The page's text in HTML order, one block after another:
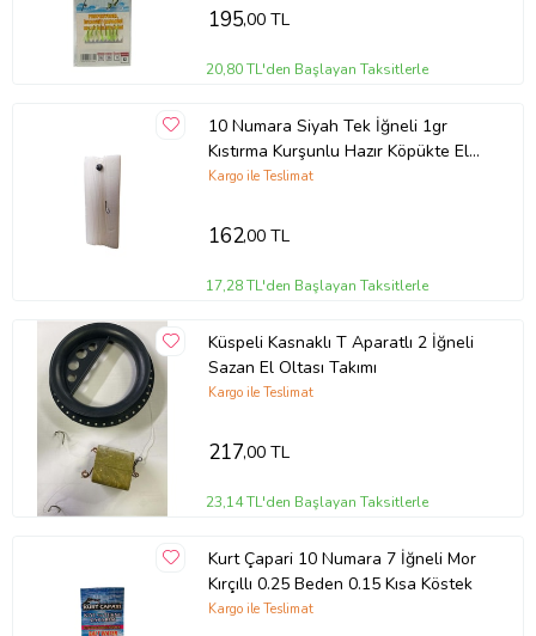
195,00 TL
20,80 TL'den Başlayan Taksitlerle
10 Numara Siyah Tek İğneli 1gr
Kıstırma Kurşunlu Hazır Köpükte El
Olta Takımı
Kargo ile Teslimat
162,00 TL
17,28 TL'den Başlayan Taksitlerle
Küspeli Kasnaklı T Aparatlı 2 İğneli
Sazan El Oltası Takımı
Kargo ile Teslimat
217,00 TL
23,14 TL'den Başlayan Taksitlerle
Kurt Çapari 10 Numara 7 İğneli Mor
Kırçıllı 0.25 Beden 0.15 Kısa Köstek
Kargo ile Teslimat